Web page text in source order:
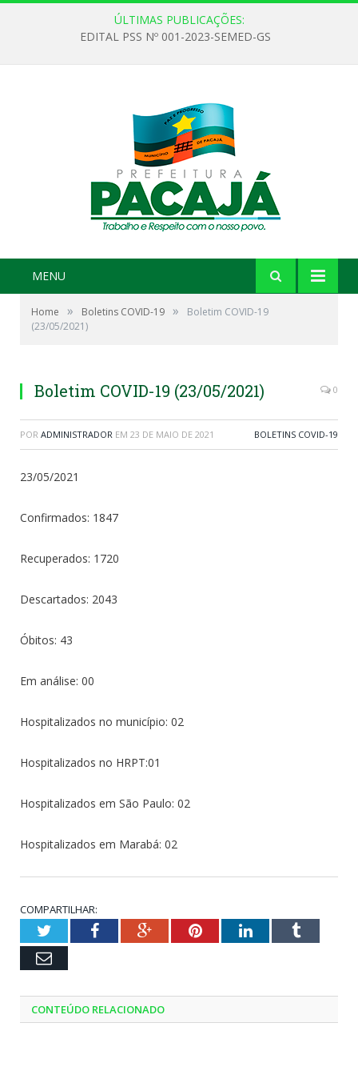
ÚLTIMAS PUBLICAÇÕES:
EDITAL PSS Nº 001-2023-SEMED-GS
MENU
Home » Boletins COVID-19 »
Boletim COVID-19
(23/05/2021)
Boletim COVID-19 (23/05/2021) 0
POR ADMINISTRADOR EM 23 DE MAIO DE 2021 BOLETINS COVID-19
23/05/2021
Confirmados: 1847
Recuperados: 1720
Descartados: 2043
Óbitos: 43
Em análise: 00
Hospitalizados no município: 02
Hospitalizados no HRPT:01
Hospitalizados em São Paulo: 02
Hospitalizados em Marabá: 02
COMPARTILHAR:
TwitterFacebookGoogle+PinterestLinkedInTumblr
Email
CONTEÚDO RELACIONADO